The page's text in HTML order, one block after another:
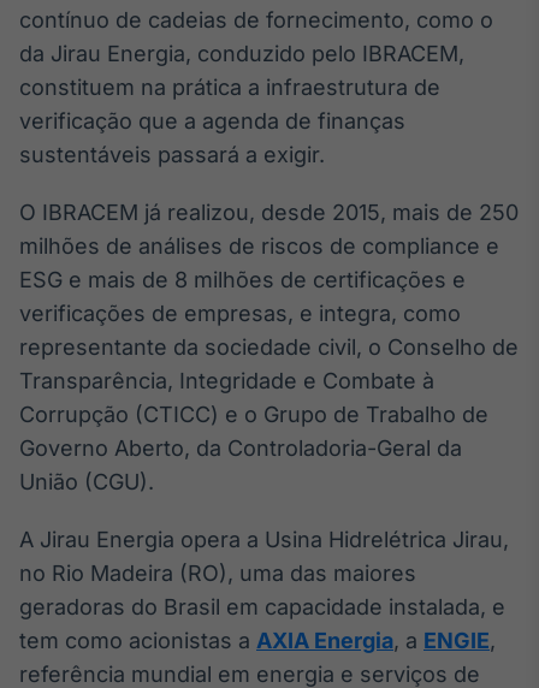
contínuo de cadeias de fornecimento, como o
da Jirau Energia, conduzido pelo IBRACEM,
constituem na prática a infraestrutura de
verificação que a agenda de finanças
sustentáveis passará a exigir.
O IBRACEM já realizou, desde 2015, mais de 250
milhões de análises de riscos de compliance e
ESG e mais de 8 milhões de certificações e
verificações de empresas, e integra, como
representante da sociedade civil, o Conselho de
Transparência, Integridade e Combate à
Corrupção (CTICC) e o Grupo de Trabalho de
Governo Aberto, da Controladoria-Geral da
União (CGU).
A Jirau Energia opera a Usina Hidrelétrica Jirau,
no Rio Madeira (RO), uma das maiores
geradoras do Brasil em capacidade instalada, e
tem como acionistas a AXIA Energia, a ENGIE,
referência mundial em energia e serviços de